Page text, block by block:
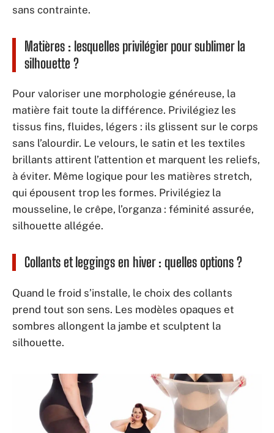
sans contrainte.
Matières : lesquelles privilégier pour sublimer la
silhouette ?
Pour valoriser une morphologie généreuse, la
matière fait toute la différence. Privilégiez les
tissus fins, fluides, légers : ils glissent sur le corps
sans l’alourdir. Le velours, le satin et les textiles
brillants attirent l’attention et marquent les reliefs,
à éviter. Même logique pour les matières stretch,
qui épousent trop les formes. Privilégiez la
mousseline, le crêpe, l’organza : féminité assurée,
silhouette allégée.
Collants et leggings en hiver : quelles options ?
Quand le froid s’installe, le choix des collants
prend tout son sens. Les modèles opaques et
sombres allongent la jambe et sculptent la
silhouette.